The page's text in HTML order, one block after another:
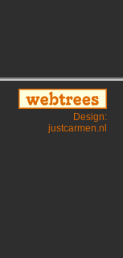
Design:
justcarmen.nl